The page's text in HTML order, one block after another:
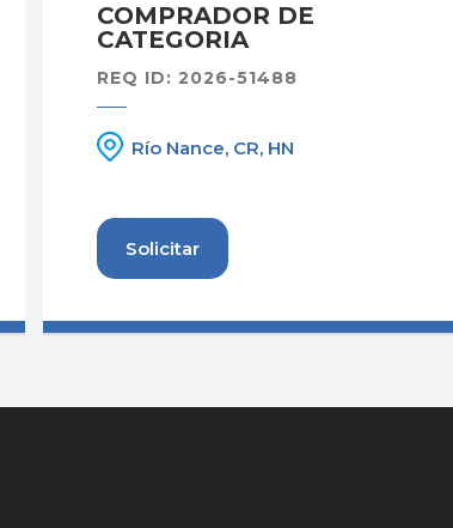
COMPRADOR DE
CATEGORIA
REQ ID: 2026-51488
Río Nance, CR, HN
Solicitar